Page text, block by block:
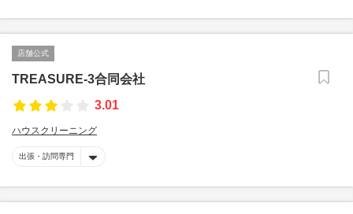
店舗公式
TREASURE-3合同会社
3.01
ハウスクリーニング
出張・訪問専門